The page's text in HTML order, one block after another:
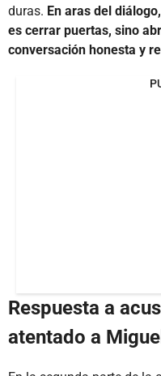
duras. En aras del
es cerrar puertas, sino
conversación honesta y
Respuesta a
atentado a